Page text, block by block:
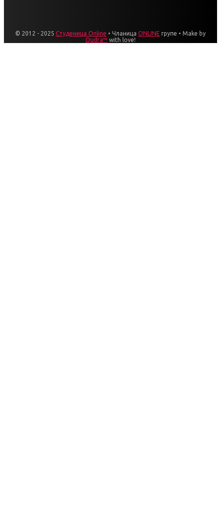
© 2012 - 2025 Студеница Online • Чланица ONLINE групе • Make by
Qudra™ with love!